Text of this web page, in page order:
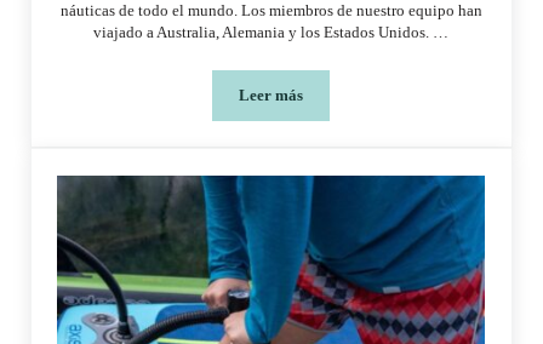
náuticas de todo el mundo. Los miembros de nuestro equipo han
viajado a Australia, Alemania y los Estados Unidos. …
Leer másSalón Náutico Internacional de